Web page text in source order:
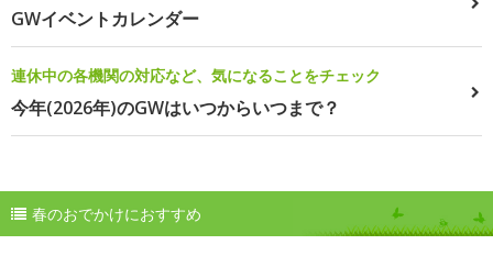
GWイベントカレンダー
連休中の各機関の対応など、気になることをチェック
今年(2026年)のGWはいつからいつまで？
春のおでかけにおすすめ